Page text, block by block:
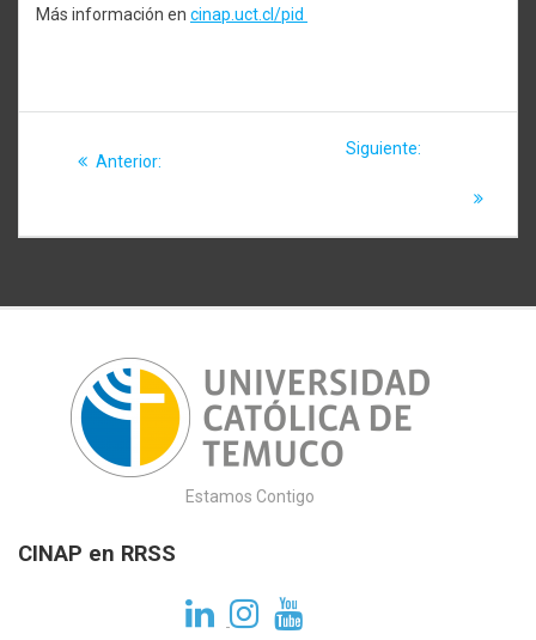
Más información en cinap.uct.cl/pid
Anterior:
Siguiente:
Estamos Contigo
CINAP en RRSS